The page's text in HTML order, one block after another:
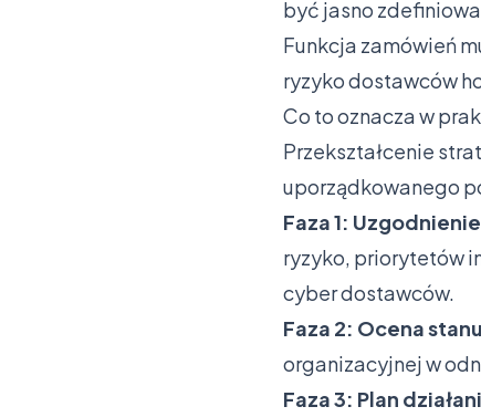
być jasno
Funkcja zamówień
ryzyko dostawców
Co to oznacza w
Przekształcenie
uporządkowanego
Faza 1:
ryzyko, priorytetów
cyber dostawców.
Faza 2: Ocena
organizacyjnej w
Faza 3: Plan